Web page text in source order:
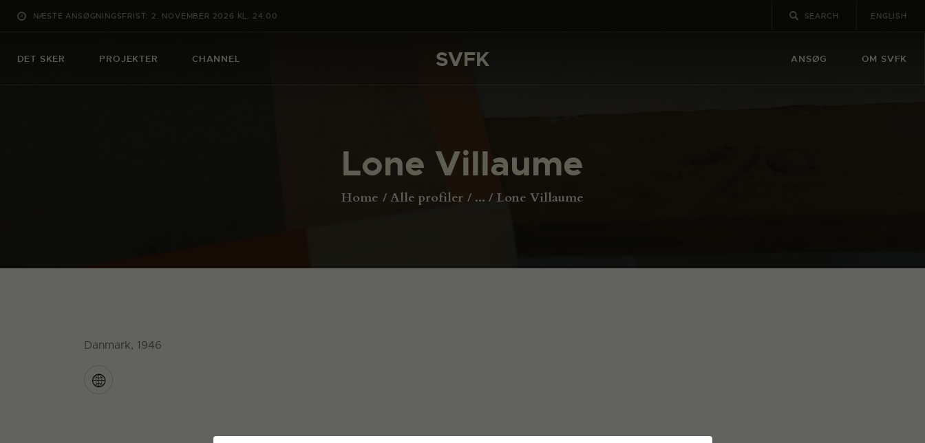
NÆSTE ANSØGNINGSFRIST: 2. NOVEMBER 2026 KL. 24:00 ENGLISH
DET SKER PROJEKTER CHANNEL SVFK ANSØG OM SVFK
Lone Villaume
Home Alle profiler ... Lone Villaume
SVFK
PROJEKTER
OM SVFK
ENGLISH
Danmark, 1946